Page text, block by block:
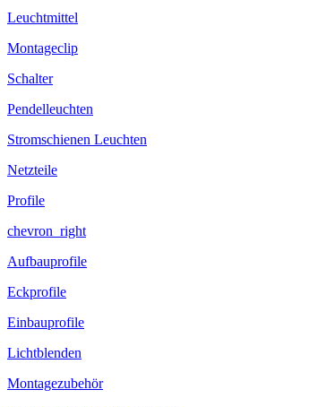
Leuchtmittel
Montageclip
Schalter
Pendelleuchten
Stromschienen Leuchten
Netzteile
Profile
chevron_right
Aufbauprofile
Eckprofile
Einbauprofile
Lichtblenden
Montagezubehör